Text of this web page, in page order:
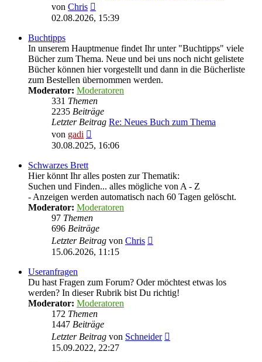
von Chris
Beitrag
02.08.2026, 15:39
Buchtipps
In unserem Hauptmenue findet Ihr unter "Buchtipps" viele
Bücher zum Thema. Neue und bei uns noch nicht gelistete
Bücher können hier vorgestellt und dann in die Bücherliste
zum Bestellen übernommen werden.
Moderator: Moderatoren
331 Themen
2235 Beiträge
Letzter Beitrag Re: Neues Buch zum Thema
von gadi
Beitrag
30.08.2025, 16:06
Schwarzes Brett
Hier könnt Ihr alles posten zur Thematik:
Suchen und Finden... alles mögliche von A - Z
- Anzeigen werden automatisch nach 60 Tagen gelöscht.
Moderator: Moderatoren
97 Themen
696 Beiträge
Letzter Beitrag von Chris
15.06.2026, 11:15
Useranfragen
Du hast Fragen zum Forum? Oder möchtest etwas los
werden? In dieser Rubrik bist Du richtig!
Moderator: Moderatoren
172 Themen
1447 Beiträge
Letzter Beitrag von Schneider
15.09.2022, 22:27